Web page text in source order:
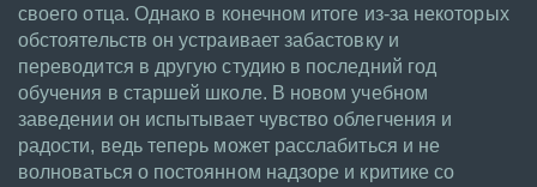
своего отца. Однако в конечном итоге из-за некоторых
обстоятельств он устраивает забастовку и
переводится в другую студию в последний год
обучения в старшей школе. В новом учебном
заведении он испытывает чувство облегчения и
радости, ведь теперь может расслабиться и не
волноваться о постоянном надзоре и критике со